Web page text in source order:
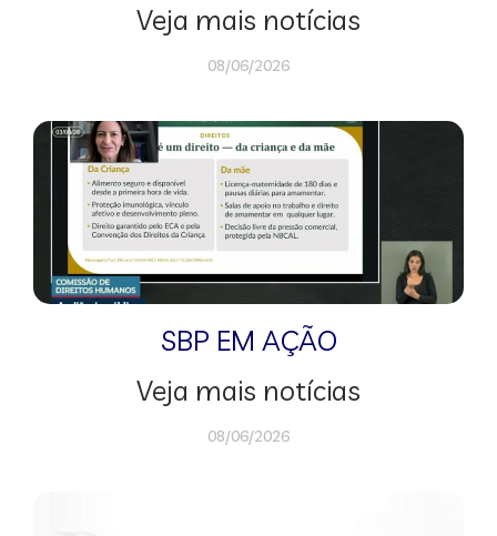
Veja mais notícias
08/06/2026
SBP EM AÇÃO
Veja mais notícias
08/06/2026